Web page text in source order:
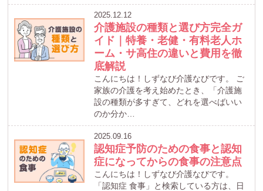
2025.12.12
介護施設の種類と選び方完全ガ
イド｜特養・老健・有料老人ホ
ーム・サ高住の違いと費用を徹
底解説
こんにちは！しずなび介護なびです。 ご
家族の介護を考え始めたとき、「介護施
設の種類が多すぎて、どれを選べばいい
のか分か…
2025.09.16
認知症予防のための食事と認知
症になってからの食事の注意点
こんにちは！しずなび介護なびです。
「認知症 食事」と検索している方は、日